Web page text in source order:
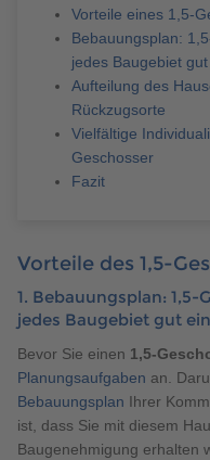
Vorteile eines 1,5-
Bebauungsplan:
jedes Baugebiet
Aufteilung des
Rückzugsorte
Vielfältige
Geschosser
Fazit
Vorteile des 1,5-
1. Bebauungsplan:
jedes Baugebiet gut ein
Bevor Sie einen 1,5-
Planungsaufgaben an.
Bebauungsplan Ihrer
ist, dass Sie mit diesem
Baugenehmigung erhalten